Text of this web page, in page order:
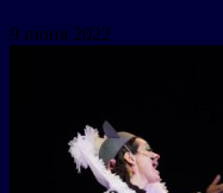
9 июня 2022